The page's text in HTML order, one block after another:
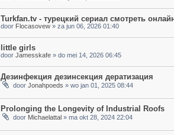
Turkfan.tv - турецкий сериал смотреть
door Flocasovew » za jun 06, 2026 01:40
little girls
door Jamesskafe » do mei 14, 2026 06:45
Дезинфекция дезинсекция дератизация
door Jonahpoeds » wo jan 01, 2025 08:44
Prolonging the Longevity of Industrial Roofs
door Michaelattal » ma okt 28, 2024 22:04